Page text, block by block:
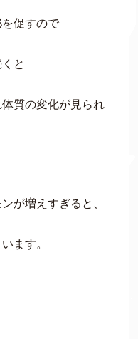
促すので
と
質の変化が見られ
が増えすぎると、
ます。